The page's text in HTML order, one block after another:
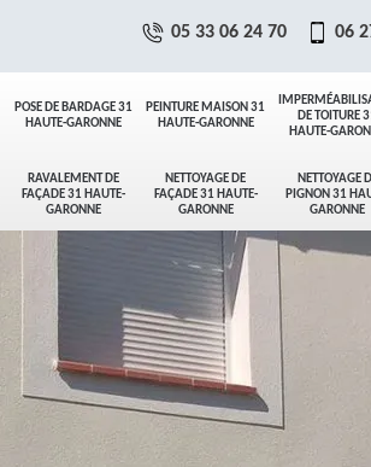
POSE DE BARDAGE 31
HAUTE-GARONNE
PEINTURE MAISON 31
HAUTE-GARONNE
DE TOITURE
HAUTE-
RAVALEMENT DE
FAÇADE 31 HAUTE-
GARONNE
NETTOYAGE DE
FAÇADE 31 HAUTE-
GARONNE
NETTOYAGE
PIGNON 31
GARONNE
05 33 06 24 70 06